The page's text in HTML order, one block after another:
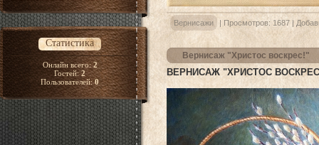
Статистика
Онлайн всего:2
Гостей:2
Пользователей:0
Вернисажи Просмотров: 1687 |
Вернисаж "Христос воскрес!"
ВЕРНИСАЖ "ХРИСТОС